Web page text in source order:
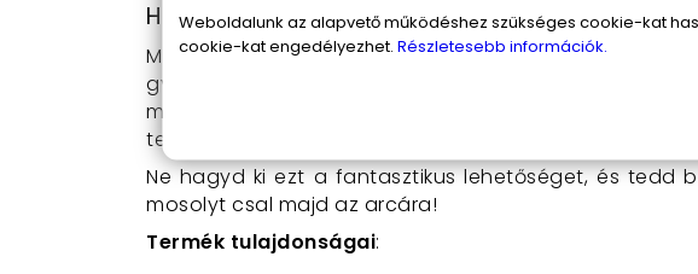
Hogyan használd az Első telefonom
Miután behelyezted a 3 db AAA elemet, egyszerűen
gyermeked máris élvezheti a színes fényeket,
megnyomásával mindig új élmény vár rá, így a játék
telefon mindig a közelben lesz.
Ne hagyd ki ezt a fantasztikus lehetőséget, és tedd
mosolyt csal majd az arcára!
Termék tulajdonságai:
Weboldalunk az alapvető működéshez szükséges cookie-kat
cookie-kat engedélyezhet. Részletesebb információk.